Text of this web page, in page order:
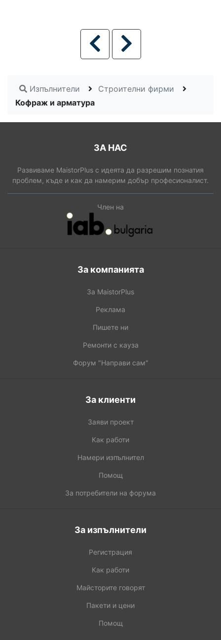
Изпълнители
Строителни фирми
Кофраж и арматура
ЗА НАС
Развиваме MaistorPlus с идеята да разрешим познатия
проблем, къде и как да намерим добър професионалист.
Член на
За компанията
За MaistorPlus
Реклама
Пишете ни
Ремонти с кауза
Форум "Направи сам"
За клиенти
Заяви проект
Как работи
Намери изпълнител
Помощ
За потребители на форума
За изпълнители
Регистрация
Как работи
Майсторите говорят
Пакети и цени
Помощ